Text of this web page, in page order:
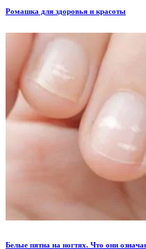
Ромашка для здоровья и красоты
Белые пятна на ногтях. Что они